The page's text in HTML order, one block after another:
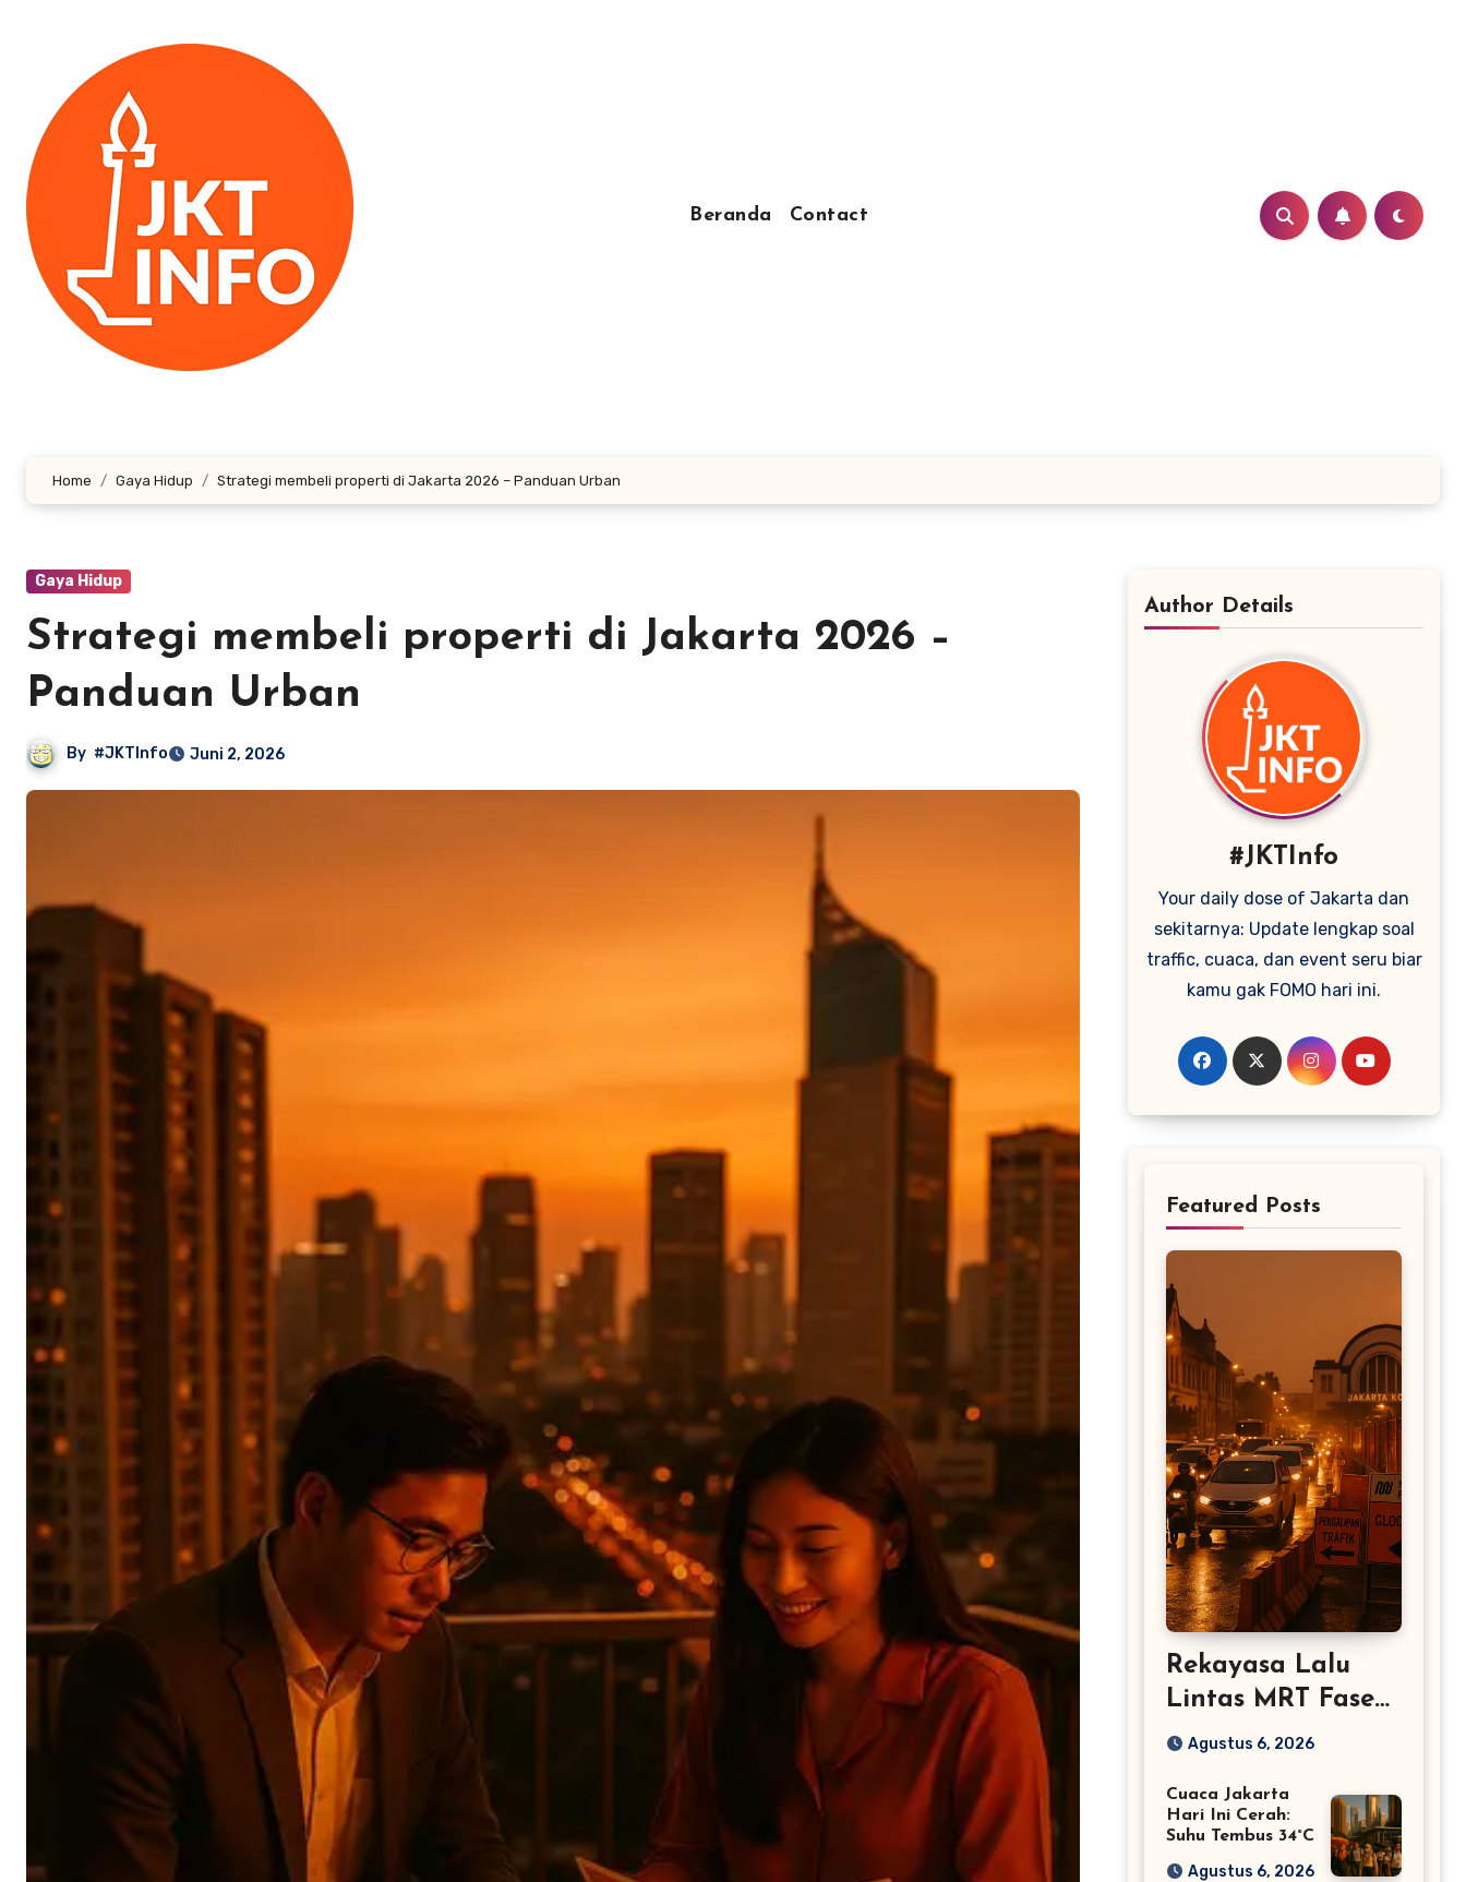
Beranda Contact
Home Gaya Hidup Strategi membeli properti di Jakarta 2026 – Panduan Urban
Gaya Hidup
Strategi membeli properti di Jakarta 2026 –
Panduan Urban
By #JKTInfo Juni 2, 2026
Author Details
#JKTInfo
Your daily dose of Jakarta dan
sekitarnya: Update lengkap soal
traffic, cuaca, dan event seru biar
kamu gak FOMO hari ini.
Featured Posts
Rekayasa Lalu
Lintas MRT Fase
2A Glodok–Kota
Agustus 6, 2026
Cuaca Jakarta
Hari Ini Cerah:
Suhu Tembus 34°C
Agustus 6, 2026